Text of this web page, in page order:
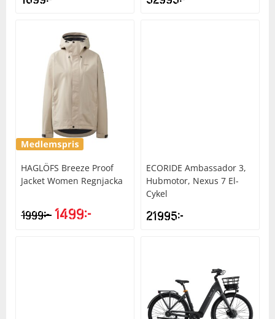
HAGLÖFS Breeze Proof
Jacket Women Regnjacka
1999kr 1499kr
ECORIDE Ambassador 3,
Hubmotor, Nexus 7 El-
Cykel
21995kr